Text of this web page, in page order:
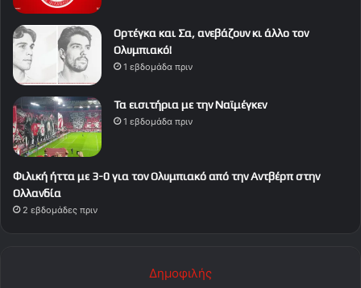
Ορτέγκα και Σα, ανεβάζουν κι άλλο τον
Ολυμπιακό!
1 εβδομάδα πριν
Τα εισιτήρια με την Ναϊμέγκεν
1 εβδομάδα πριν
Φιλική ήττα με 3-0 για τον Ολυμπιακό από την Αντβέρπ στην
Ολλανδία
2 εβδομάδες πριν
Δημοφιλής